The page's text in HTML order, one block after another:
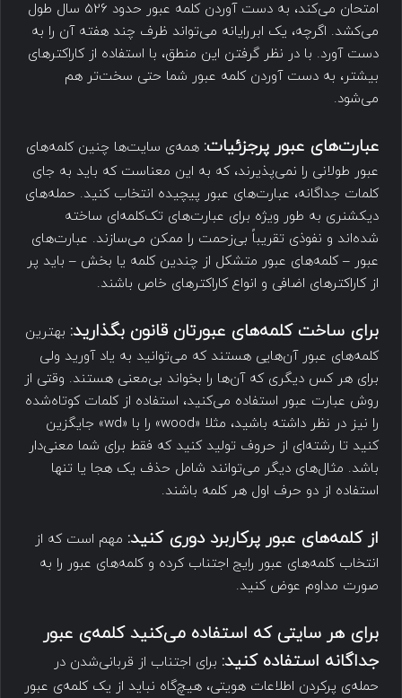
امتحان می‌کند، به دست آوردن کلمه عبور حدود 526 سال طول
می‌کشد. اگرچه، یک ابررایانه می‌تواند ظرف چند هفته آن را به
دست آورد. با در نظر گرفتن این منطق، با استفاده از کاراکترهای
بیشتر، به دست آوردن کلمه عبور شما حتی سخت‌تر هم
می‌شود.
عبارت‌های عبور پرجزئیات: همه‌ی سایت‌ها چنین کلمه‌های
عبور طولانی را نمی‌پذیرند، که به این معناست که باید به جای
کلمات جداگانه، عبارت‌های عبور پیچیده انتخاب کنید. حمله‌های
دیکشنری به طور ویژه برای عبارت‌های تک‌کلمه‌ای ساخته
شده‌اند و ‌نفوذی تقریباً بی‌زحمت را ممکن می‌سازند. عبارت‌های
عبور – کلمه‌های عبور متشکل از چندین کلمه یا بخش – باید پر
از کاراکترهای اضافی و انواع کاراکترهای خاص باشند.
برای ساخت کلمه‌های عبورتان قانون بگذارید: بهترین
کلمه‌های عبور آن‌هایی هستند که می‌توانید به یاد آورید ولی
برای هر کس دیگری که آن‌ها را بخواند بی‌معنی هستند. وقتی از
روش عبارت عبور استفاده می‌کنید، استفاده از کلمات کوتاه‌شده
را نیز در نظر داشته باشید، مثلا «wood» را با «wd» جایگزین
کنید تا رشته‌ای از حروف تولید کنید که فقط برای شما معنی‌دار
باشد. مثال‌های دیگر می‌توانند شامل حذف یک هجا یا تنها
استفاده از دو حرف اول هر کلمه باشند.
از کلمه‌های عبور پرکاربرد دوری کنید: مهم است که از
انتخاب کلمه‌های عبور رایج اجتناب کرده و کلمه‌های عبور را به
صورت مداوم عوض کنید.
برای هر سایتی که استفاده می‌کنید کلمه‌ی عبور
جداگانه استفاده کنید: برای اجتناب از قربانی‌شدن در
حمله‌ی پرکردن اطلاعات هویتی، هیچ‌گاه نباید از یک کلمه‌ی عبور